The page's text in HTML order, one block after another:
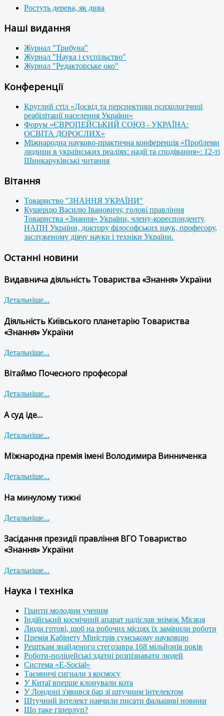
Ростуть дерева, як дива
Наші видання
Журнал "Трибуна"
Журнал "Наука і суспільство"
Журнал "Редакторське око"
Конференції
Круглий стіл «Досвід та перспективи психологічної
реабілітації населення України»
Форум «ЄВРОПЕЙСЬКИЙ СОЮЗ - УКРАЇНА:
ОСВІТА ДОРОСЛИХ»
Міжнародна науково-практична конференція «Проблеми
людини в українських реаліях: надії та сподівання»: 12-ті
Шинкаруківські читання
Вітання
Товариство "ЗНАННЯ УКРАЇНИ"
Кушерцю Василю Івановичу, голові правління
Товариства «Знання» України, члену-кореспонденту
НАПН України, доктору філософських наук, професору,
заслуженому діячу науки і техніки України.
Останні новини
Видавнича діяльність Товариства «Знання» України
Детальніше...
Діяльність Київського планетарію Товариства
«Знання» України
Детальніше...
Вітаймо Почесного професора!
Детальніше...
А суд іде…
Детальніше...
Міжнародна премія імені Володимира Винниченка
Детальніше...
На минулому тижні
Детальніше...
Засідання президії правління ВГО Товариство
«Знання» України
Детальніше...
Наука і техніка
Гранти молодим ученим
Індійський космічний апарат надіслав знімок Місяця
Люди готові, щоб на робочих місцях їх замінили роботи
Премія Кабінету Міністрів сумському науковцю
Решткам знайденого стегозавра 168 мільйонів років
Роботи-поліцейські здатні розпізнавати людей
Система «E-Social»
Таємничі сигнали з космосу
У Китаї вперше клонували кота
У Лондоні з'явився бар зі штучним інтелектом
Штучний інтелект навчили писати фальшиві новини
Що таке гіперлуп?